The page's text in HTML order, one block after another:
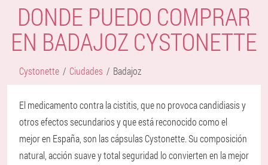
DONDE PUEDO COMPRAR
EN BADAJOZ CYSTONETTE
Cystonette Ciudades Badajoz
El medicamento contra la cistitis, que no provoca candidiasis y
otros efectos secundarios y que está reconocido como el
mejor en España, son las cápsulas Cystonette. Su composición
natural, acción suave y total seguridad lo convierten en la mejor